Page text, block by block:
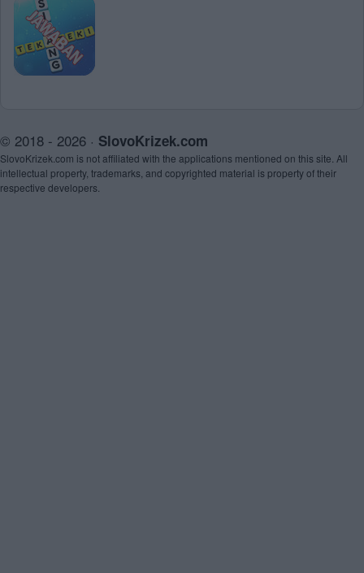
© 2018 - 2026 · SlovoKrizek.com
SlovoKrizek.com is not affiliated with the applications mentioned on this site. All
intellectual property, trademarks, and copyrighted material is property of their
respective developers.